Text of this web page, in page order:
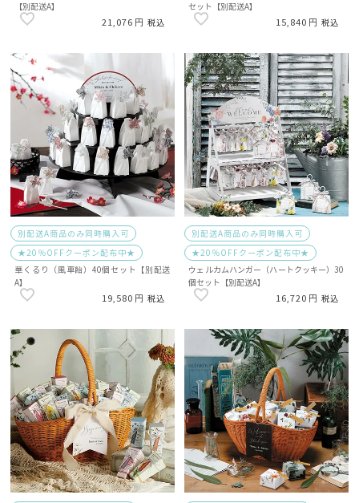
【別配送A】
21,076 税込
セット【別配送A】
15,840 税込
別配送A商品のみ同時購入可
★20％OFFクーポン配布中★
華くるり（風車飴）40個セット【別配送
A】
19,580 税込
別配送A商品のみ同時購入可
★20％OFFクーポン配布中★
ウェルカムハンガー（ハートクッキー）30
個セット【別配送A】
16,720 税込